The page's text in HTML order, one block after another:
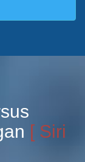
[ Siri